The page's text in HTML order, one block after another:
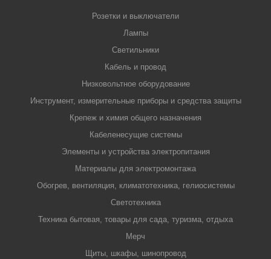
Розетки и выключатели
Лампы
Светильники
Кабель и провод
Низковольтное оборудование
Инструмент, измерительные приборы и средства защиты
Крепеж и химия общего назначения
Кабеленесущие системы
Элементы и устройства электропитания
Материалы для электромонтажа
Обогрев, вентиляция, климатотехника, гелиосистемы
Светотехника
Техника бытовая, товары для сада, туризма, отдыха
Мерч
Щиты, шкафы, шинопровод